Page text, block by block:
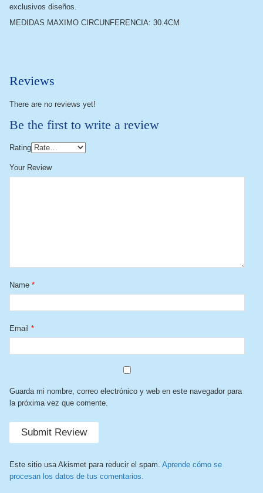
exclusivos diseños.
MEDIDAS MAXIMO CIRCUNFERENCIA: 30.4CM
Reviews
There are no reviews yet!
Be the first to write a review
Rating
Your Review
Name *
Email *
Guarda mi nombre, correo electrónico y web en este navegador para
la próxima vez que comente.
Este sitio usa Akismet para reducir el spam. Aprende cómo se
procesan los datos de tus comentarios.